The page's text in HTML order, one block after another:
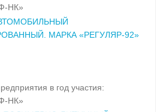
НК»
МАРКА «РЕГУЛЯР-92»
в год участия:
НК»